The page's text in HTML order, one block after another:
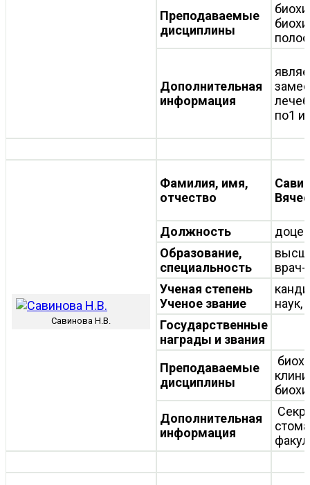
Преподаваемые
дисциплины
Дополнительная
информация
по1 и
Савинова Н.В.
Фамилия, имя,
отчество
Должность
Образование,
специальность
врач-
Ученая степень
Ученое звание
наук,
Государственные
награды и звания
Преподаваемые
дисциплины
Дополнительная
информация